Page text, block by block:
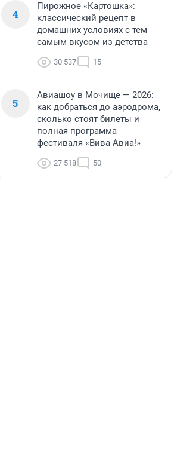
4
Пирожное «Картошка»:
классический рецепт в
домашних условиях с тем
самым вкусом из детства
30 537 15
5
Авиашоу в Мочище — 2026:
как добраться до аэродрома,
сколько стоят билеты и
полная программа
фестиваля «Вива Авиа!»
27 518 50